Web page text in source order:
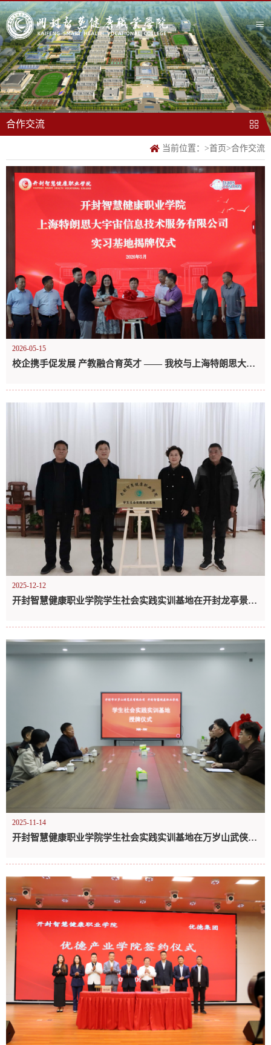
合作交流
当前位置： >首页>合作交流
2026-05-15
校企携手促发展 产教融合育英才 —— 我校与上海特朗思大宇宙信息技术服务有限公司校企合作签约仪式暨实习基地揭牌仪式圆满举行
2025-12-12
开封智慧健康职业学院学生社会实践实训基地在开封龙亭景区正式揭牌
2025-11-14
开封智慧健康职业学院学生社会实践实训基地在万岁山武侠城正式揭牌